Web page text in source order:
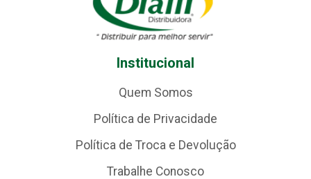
Institucional
Quem Somos
Política de Privacidade
Política de Troca e Devolução
Trabalhe Conosco